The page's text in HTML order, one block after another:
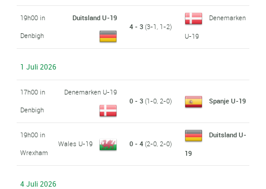
19h00 in
Denbigh
Duitsland U-19
4 - 3(3-1, 1-2)
Denemarken
U-19
1 Juli 2026
17h00 in
Denbigh
Denemarken U-19
0 - 3(1-0, 2-0) Spanje U-19
19h00 in
Wrexham
Wales U-19 0 - 4(2-0, 2-0)
Duitsland U-
19
4 Juli 2026